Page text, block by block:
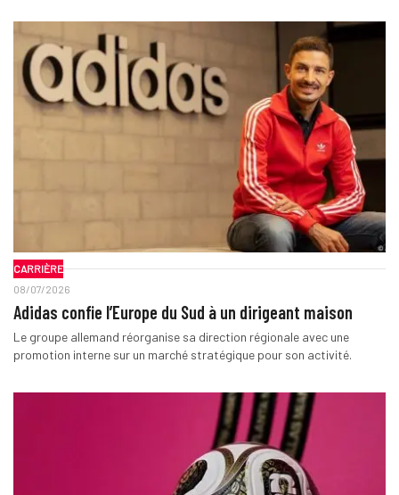
CARRIÈRE
08/07/2026
Adidas confie l’Europe du Sud à un dirigeant maison
Le groupe allemand réorganise sa direction régionale avec une
promotion interne sur un marché stratégique pour son activité.